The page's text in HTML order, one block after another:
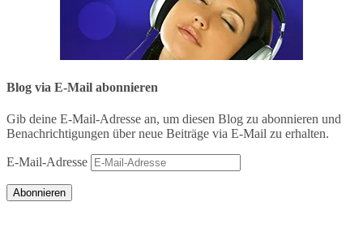
Blog via E-Mail abonnieren
Gib deine E-Mail-Adresse an, um diesen Blog zu abonnieren und
Benachrichtigungen über neue Beiträge via E-Mail zu erhalten.
E-Mail-Adresse
Abonnieren